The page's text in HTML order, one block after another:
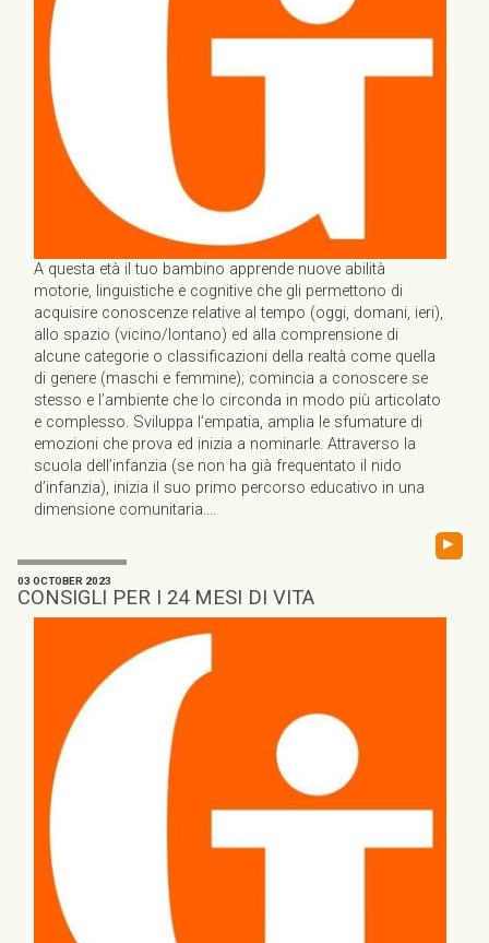
A questa età il tuo bambino apprende nuove abilità
motorie, linguistiche e cognitive che gli permettono di
acquisire conoscenze relative al tempo (oggi, domani, ieri),
allo spazio (vicino/lontano) ed alla comprensione di
alcune categorie o classificazioni della realtà come quella
di genere (maschi e femmine); comincia a conoscere se
stesso e l’ambiente che lo circonda in modo più articolato
e complesso. Sviluppa l’empatia, amplia le sfumature di
emozioni che prova ed inizia a nominarle. Attraverso la
scuola dell’infanzia (se non ha già frequentato il nido
d’infanzia), inizia il suo primo percorso educativo in una
dimensione comunitaria....
▸
03 OCTOBER 2023
CONSIGLI PER I 24 MESI DI VITA